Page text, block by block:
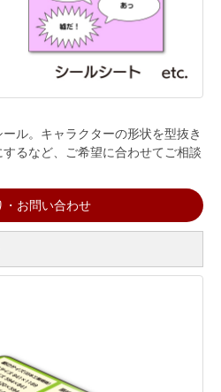
ル。キャラクターの形状を型抜き
るなど、ご希望に合わせてご相談
・お問い合わせ